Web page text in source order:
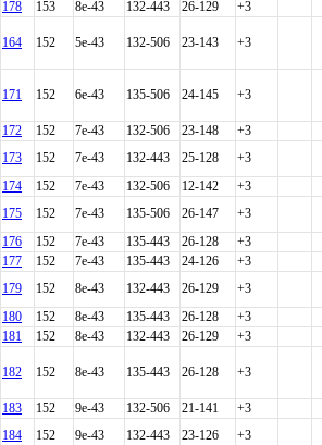
178 153 8e-43 132-443 26-129 +3
164 152 5e-43 132-506 23-143 +3
171 152 6e-43 135-506 24-145 +3
172 152 7e-43 132-506 23-148
+3
173 152 7e-43 132-443 25-128
+3
174 152 7e-43 132-506 12-142
+3
175 152 7e-43 135-506 26-147
+3
176 152 7e-43 135-443 26-128
+3
177 152 7e-43 135-443 24-126
+3
179 152 8e-43 132-443 26-129
+3
180 152 8e-43 135-443 26-128
+3
181 152 8e-43 132-443 26-129 +3
182 152 8e-43 135-443 26-128 +3
183 152 9e-43 132-506 21-141
+3
184 152 9e-43 132-443 23-126 +3